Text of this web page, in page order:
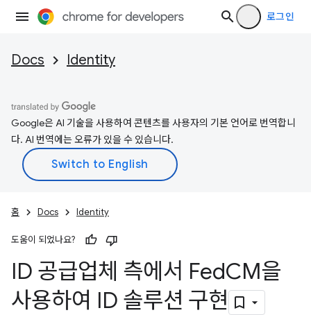
로그인
Docs Identity
Google은 AI 기술을 사용하여 콘텐츠를 사용자의 기본 언어로 번역합니
다. AI 번역에는 오류가 있을 수 있습니다.
홈 Docs Identity
도움이 되었나요?
ID 공급업체 측에서 FedCM을
사용하여 ID 솔루션 구현